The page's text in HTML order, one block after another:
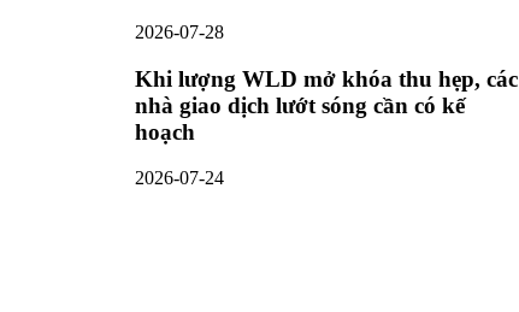
2026-07-28
Khi lượng WLD mở khóa thu hẹp, các
nhà giao dịch lướt sóng cần có kế
hoạch
2026-07-24